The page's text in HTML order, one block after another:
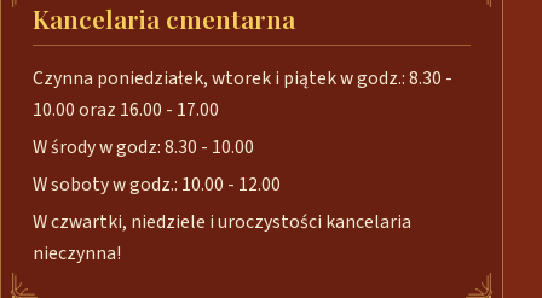
Kancelaria cmentarna
Czynna poniedziałek, wtorek i piątek w godz.: 8.30 -
10.00 oraz 16.00 - 17.00
W środy w godz: 8.30 - 10.00
W soboty w godz.: 10.00 - 12.00
W czwartki, niedziele i uroczystości kancelaria
nieczynna!